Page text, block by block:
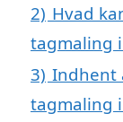
2) Hvad
tagmaling
3) Indhent
tagmaling